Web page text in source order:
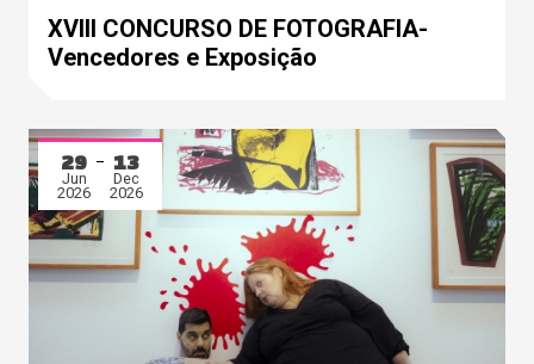
XVIII CONCURSO DE FOTOGRAFIA-
Vencedores e Exposição
29
Jun
2026
13
Dec
2026